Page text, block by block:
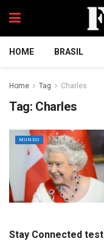
HOME BRASIL
Home Tag Charles
Tag: Charles
MUNDO
Stay Connected test